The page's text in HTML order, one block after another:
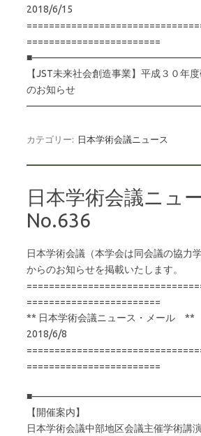
2018/6/15
========================
【JST未来社会創造事業】平成３０年
のお知らせ
カテゴリー: 日本学術会議ニュース
日本学術会議ニュ
No.636
日本学術会議（本学会は同会議の協力
からのお知らせを掲載いたします。
========================
** 日本学術会議ニュース・メール
2018/6/8
========================
【開催案内】
日本学術会議中部地区会議主催学術講